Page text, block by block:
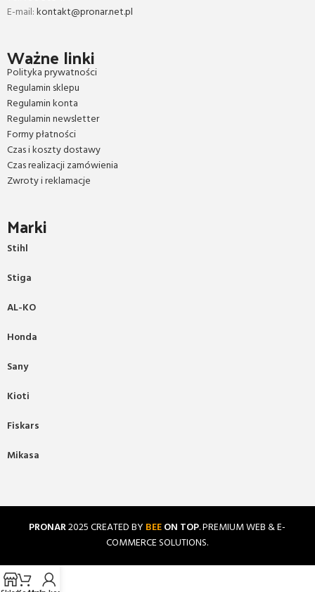
E-mail:kontakt@pronar.net.pl
Ważne linki
Polityka prywatności
Regulamin sklepu
Regulamin konta
Regulamin newsletter
Formy płatności
Czas i koszty dostawy
Czas realizacji zamówienia
Zwroty i reklamacje
Marki
Stihl
Stiga
AL-KO
Honda
Sany
Kioti
Fiskars
Mikasa
PRONAR2025 CREATED BY BEEON TOP. PREMIUM WEB & E-
COMMERCE SOLUTIONS.